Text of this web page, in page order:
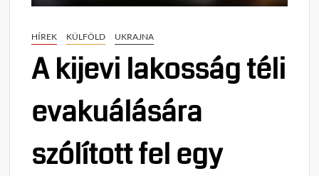
HÍREK KÜLFÖLD UKRAJNA
A kijevi lakosság téli
evakuálására
szólított fel egy